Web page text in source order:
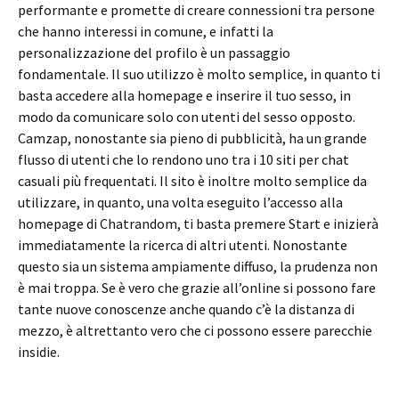
performante e promette di creare connessioni tra persone
che hanno interessi in comune, e infatti la
personalizzazione del profilo è un passaggio
fondamentale. Il suo utilizzo è molto semplice, in quanto ti
basta accedere alla homepage e inserire il tuo sesso, in
modo da comunicare solo con utenti del sesso opposto.
Camzap, nonostante sia pieno di pubblicità, ha un grande
flusso di utenti che lo rendono uno tra i 10 siti per chat
casuali più frequentati. Il sito è inoltre molto semplice da
utilizzare, in quanto, una volta eseguito l’accesso alla
homepage di Chatrandom, ti basta premere Start e inizierà
immediatamente la ricerca di altri utenti. Nonostante
questo sia un sistema ampiamente diffuso, la prudenza non
è mai troppa. Se è vero che grazie all’online si possono fare
tante nuove conoscenze anche quando c’è la distanza di
mezzo, è altrettanto vero che ci possono essere parecchie
insidie.